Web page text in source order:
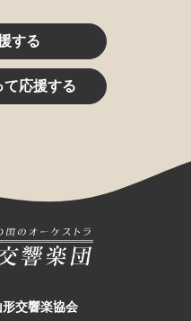
する
て応援する
交響楽協会